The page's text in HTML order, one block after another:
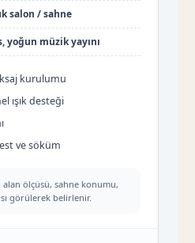
salon / sahne
yoğun müzik yayını
kurulumu
ışık desteği
ve söküm
alan ölçüsü, sahne konumu,
görülerek belirlenir.